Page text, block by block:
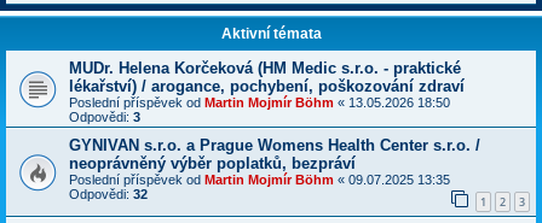
Aktivní témata
MUDr. Helena Korčeková (HM Medic s.r.o. - praktické
lékařství) / arogance, pochybení, poškozování zdraví
Poslední příspěvek od Martin Mojmír Böhm « 13.05.2026 18:50
Odpovědi: 3
GYNIVAN s.r.o. a Prague Womens Health Center s.r.o. /
neoprávněný výběr poplatků, bezpráví
Poslední příspěvek od Martin Mojmír Böhm « 09.07.2025 13:35
Odpovědi: 32 1 2 3